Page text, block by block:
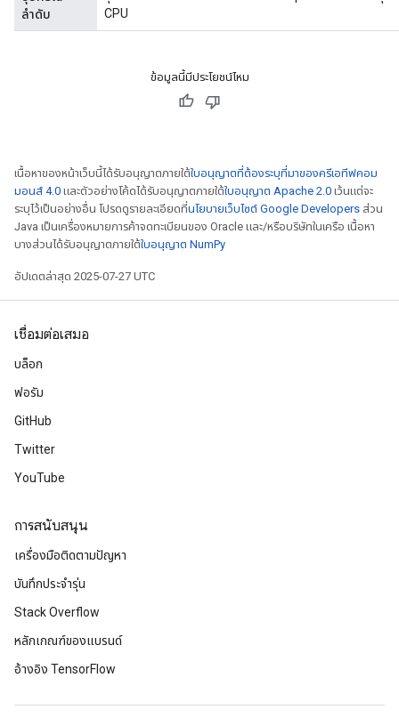
ลำดับ
CPU
ข้อมูลนี้มีประโยชน์ไหม
เนื้อหาของหน้าเว็บนี้ได้รับอนุญาตภายใต้ใบอนุญาตที่ต้องระบุที่มาของครีเอทีฟคอม
มอนส์ 4.0 และตัวอย่างโค้ดได้รับอนุญาตภายใต้ใบอนุญาต Apache 2.0 เว้นแต่จะ
ระบุไว้เป็นอย่างอื่น โปรดดูรายละเอียดที่นโยบายเว็บไซต์ Google Developers ส่วน
Java เป็นเครื่องหมายการค้าจดทะเบียนของ Oracle และ/หรือบริษัทในเครือ เนื้อหา
บางส่วนได้รับอนุญาตภายใต้ใบอนุญาต NumPy
อัปเดตล่าสุด 2025-07-27 UTC
เชื่อมต่อเสมอ
บล็อก
ฟอรัม
GitHub
Twitter
YouTube
การสนับสนุน
เครื่องมือติดตามปัญหา
บันทึกประจำรุ่น
Stack Overflow
หลักเกณฑ์ของแบรนด์
อ้างอิง TensorFlow